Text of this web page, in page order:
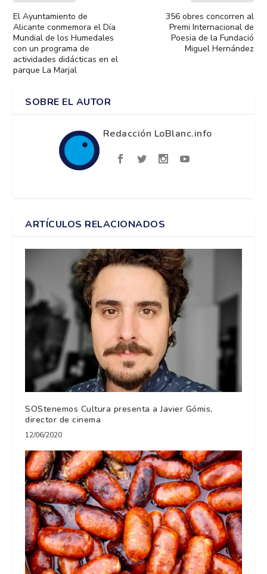
El Ayuntamiento de
Alicante conmemora el Día
Mundial de los Humedales
con un programa de
actividades didácticas en el
parque La Marjal
356 obres concorren al
Premi Internacional de
Poesia de la Fundació
Miguel Hernández
SOBRE EL AUTOR
Redacción LoBlanc.info
ARTÍCULOS RELACIONADOS
SOStenemos Cultura presenta a Javier Gómis,
director de cinema
12/06/2020